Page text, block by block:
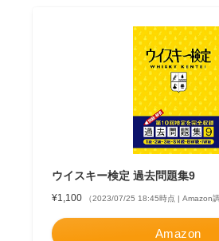
ウイスキー検定 過去問題集9
¥1,100 （2023/07/25 18:45時点 | Amazon調
Amazon